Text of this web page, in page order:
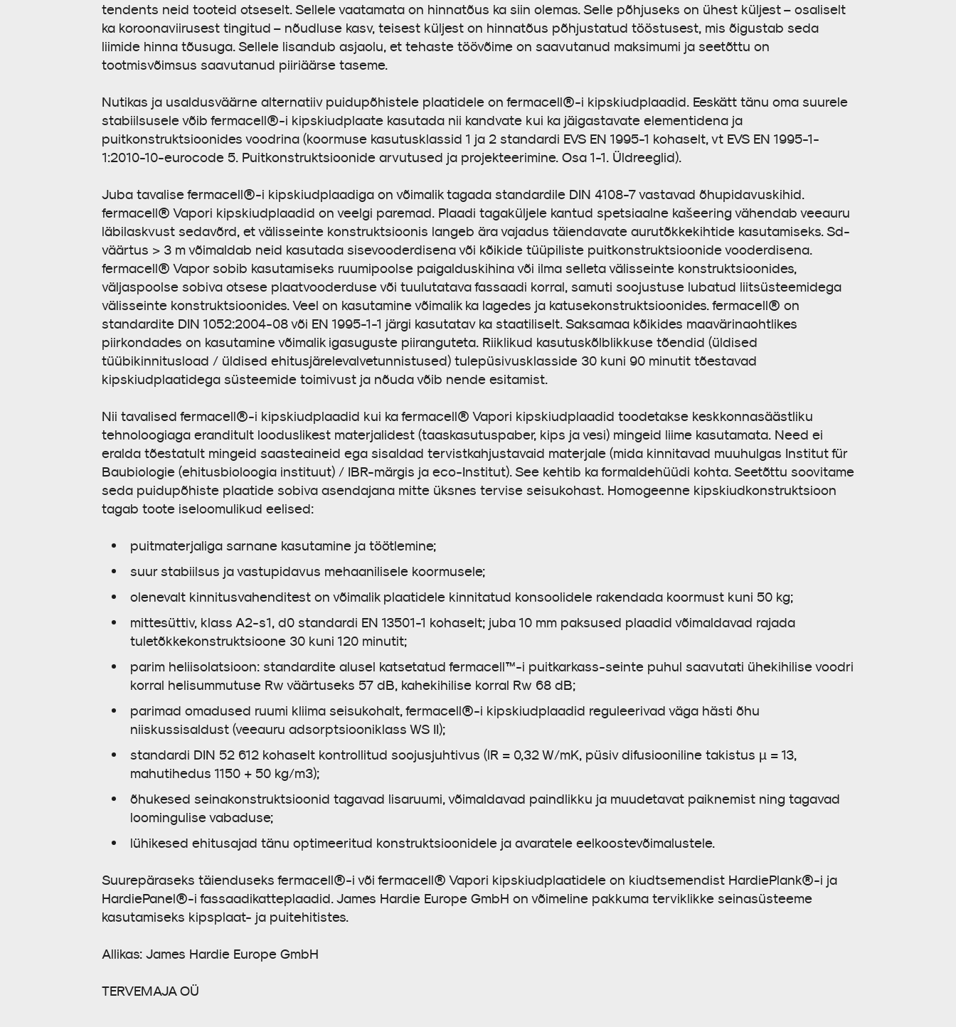
tendents neid tooteid otseselt. Sellele vaatamata on hinnatõus ka siin olemas. Selle põhjuseks on ühest küljest – osaliselt
ka koroonaviirusest tingitud – nõudluse kasv, teisest küljest on hinnatõus põhjustatud tööstusest, mis õigustab seda
liimide hinna tõusuga. Sellele lisandub asjaolu, et tehaste töövõime on saavutanud maksimumi ja seetõttu on
tootmisvõimsus saavutanud piiriäärse taseme.
Nutikas ja usaldusväärne alternatiiv puidupõhistele plaatidele on fermacell®-i kipskiudplaadid. Eeskätt tänu oma suurele
stabiilsusele võib fermacell®-i kipskiudplaate kasutada nii kandvate kui ka jäigastavate elementidena ja
puitkonstruktsioonides voodrina (koormuse kasutusklassid 1 ja 2 standardi EVS EN 1995-1 kohaselt, vt EVS EN 1995-1-
1:2010-10-eurocode 5. Puitkonstruktsioonide arvutused ja projekteerimine. Osa 1-1. Üldreeglid).
Juba tavalise fermacell®-i kipskiudplaadiga on võimalik tagada standardile DIN 4108-7 vastavad õhupidavuskihid.
fermacell® Vapori kipskiudplaadid on veelgi paremad. Plaadi tagaküljele kantud spetsiaalne kašeering vähendab veeauru
läbilaskvust sedavõrd, et välisseinte konstruktsioonis langeb ära vajadus täiendavate aurutõkkekihtide kasutamiseks. Sd-
väärtus > 3 m võimaldab neid kasutada sisevooderdisena või kõikide tüüpiliste puitkonstruktsioonide vooderdisena.
fermacell® Vapor sobib kasutamiseks ruumipoolse paigalduskihina või ilma selleta välisseinte konstruktsioonides,
väljaspoolse sobiva otsese plaatvooderduse või tuulutatava fassaadi korral, samuti soojustuse lubatud liitsüsteemidega
välisseinte konstruktsioonides. Veel on kasutamine võimalik ka lagedes ja katusekonstruktsioonides. fermacell® on
standardite DIN 1052:2004-08 või EN 1995-1-1 järgi kasutatav ka staatiliselt. Saksamaa kõikides maavärinaohtlikes
piirkondades on kasutamine võimalik igasuguste piiranguteta. Riiklikud kasutuskõlblikkuse tõendid (üldised
tüübikinnitusload / üldised ehitusjärelevalvetunnistused) tulepüsivusklasside 30 kuni 90 minutit tõestavad
kipskiudplaatidega süsteemide toimivust ja nõuda võib nende esitamist.
Nii tavalised fermacell®-i kipskiudplaadid kui ka fermacell® Vapori kipskiudplaadid toodetakse keskkonnasäästliku
tehnoloogiaga eranditult looduslikest materjalidest (taaskasutuspaber, kips ja vesi) mingeid liime kasutamata. Need ei
eralda tõestatult mingeid saasteaineid ega sisaldad tervistkahjustavaid materjale (mida kinnitavad muuhulgas Institut für
Baubiologie (ehitusbioloogia instituut) / IBR-märgis ja eco-Institut). See kehtib ka formaldehüüdi kohta. Seetõttu soovitame
seda puidupõhiste plaatide sobiva asendajana mitte üksnes tervise seisukohast. Homogeenne kipskiudkonstruktsioon
tagab toote iseloomulikud eelised:
puitmaterjaliga sarnane kasutamine ja töötlemine;
suur stabiilsus ja vastupidavus mehaanilisele koormusele;
olenevalt kinnitusvahenditest on võimalik plaatidele kinnitatud konsoolidele rakendada koormust kuni 50 kg;
mittesüttiv, klass A2-s1, d0 standardi EN 13501-1 kohaselt; juba 10 mm paksused plaadid võimaldavad rajada
tuletõkkekonstruktsioone 30 kuni 120 minutit;
parim heliisolatsioon: standardite alusel katsetatud fermacell™-i puitkarkass-seinte puhul saavutati ühekihilise voodri
korral helisummutuse Rw väärtuseks 57 dB, kahekihilise korral Rw 68 dB;
parimad omadused ruumi kliima seisukohalt, fermacell®-i kipskiudplaadid reguleerivad väga hästi õhu
niiskussisaldust (veeauru adsorptsiooniklass WS II);
standardi DIN 52 612 kohaselt kontrollitud soojusjuhtivus (lR = 0,32 W/mK, püsiv difusiooniline takistus µ = 13,
mahutihedus 1150 + 50 kg/m³);
õhukesed seinakonstruktsioonid tagavad lisaruumi, võimaldavad paindlikku ja muudetavat paiknemist ning tagavad
loomingulise vabaduse;
lühikesed ehitusajad tänu optimeeritud konstruktsioonidele ja avaratele eelkoostevõimalustele.
Suurepäraseks täienduseks fermacell®-i või fermacell® Vapori kipskiudplaatidele on kiudtsemendist HardiePlank®-i ja
HardiePanel®-i fassaadikatteplaadid. James Hardie Europe GmbH on võimeline pakkuma terviklikke seinasüsteeme
kasutamiseks kipsplaat- ja puitehitistes.
Allikas: James Hardie Europe GmbH
TERVEMAJA OÜ